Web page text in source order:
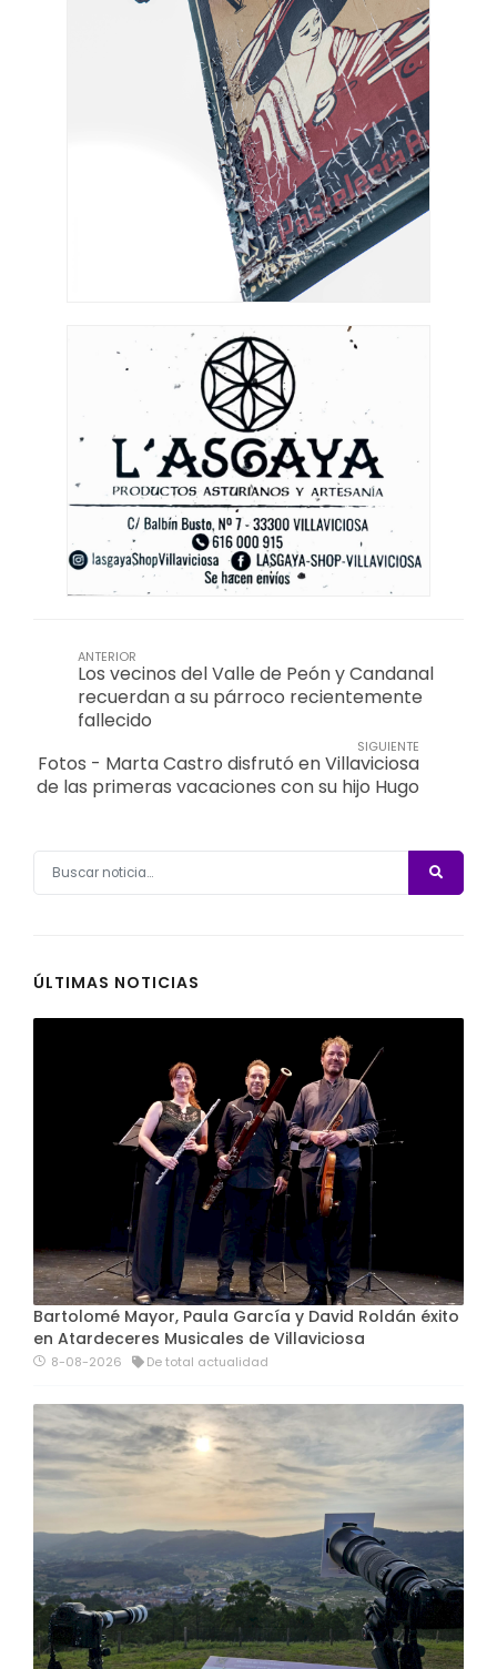
ANTERIOR
Los vecinos del Valle de Peón y Candanal
recuerdan a su párroco recientemente
fallecido
SIGUIENTE
Fotos - Marta Castro disfrutó en Villaviciosa
de las primeras vacaciones con su hijo Hugo
ÚLTIMAS NOTICIAS
Bartolomé Mayor, Paula García y David Roldán éxito
en Atardeceres Musicales de Villaviciosa
8-08-2026 De total actualidad